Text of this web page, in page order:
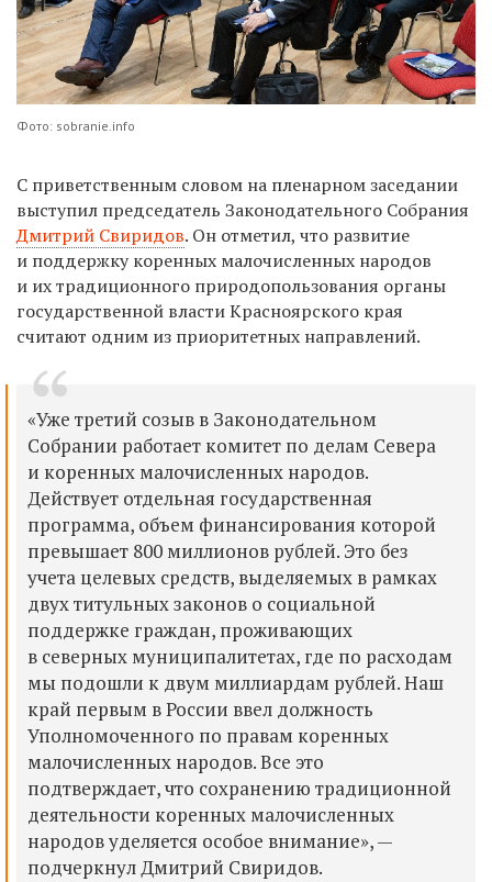
Фото: sobranie.info
С приветственным словом на пленарном заседании
выступил председатель Законодательного Собрания
Дмитрий Свиридов. Он отметил, что развитие
и поддержку коренных малочисленных народов
и их традиционного природопользования органы
государственной власти Красноярского края
считают одним из приоритетных направлений.
«Уже третий созыв в Законодательном
Собрании работает комитет по делам Севера
и коренных малочисленных народов.
Действует отдельная государственная
программа, объем финансирования которой
превышает 800 миллионов рублей. Это без
учета целевых средств, выделяемых в рамках
двух титульных законов о социальной
поддержке граждан, проживающих
в северных муниципалитетах, где по расходам
мы подошли к двум миллиардам рублей. Наш
край первым в России ввел должность
Уполномоченного по правам коренных
малочисленных народов. Все это
подтверждает, что сохранению традиционной
деятельности коренных малочисленных
народов уделяется особое внимание», —
подчеркнул Дмитрий Свиридов.